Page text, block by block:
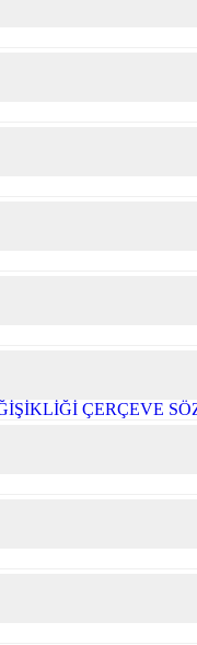
ÇERÇEVE